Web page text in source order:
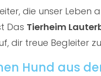
die unser Leben
Das Tierheim
dir treue Begleiter
Hund aus